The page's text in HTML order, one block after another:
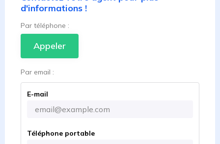
d'informations !
Par téléphone :
Appeler
Par email :
E-mail
Téléphone portable